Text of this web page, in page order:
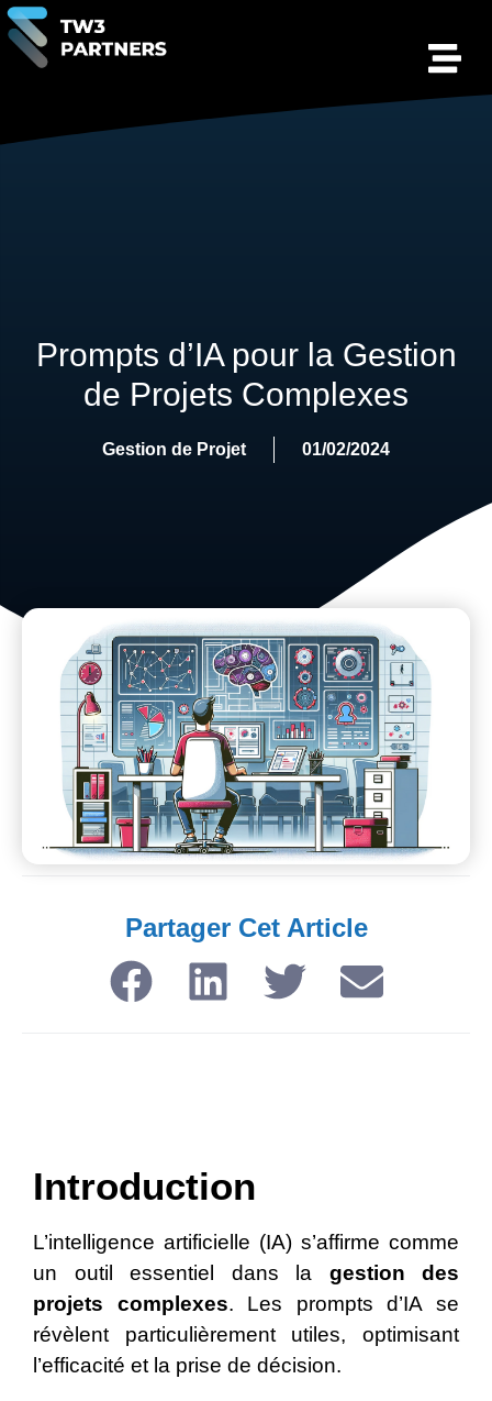
Prompts d’IA pour la Gestion
de Projets Complexes
Gestion de Projet 01/02/2024
Partager Cet Article​
Introduction
L’intelligence artificielle (IA) s’affirme comme
un outil essentiel dans la gestion des
projets complexes. Les prompts d’IA se
révèlent particulièrement utiles, optimisant
l’efficacité et la prise de décision.